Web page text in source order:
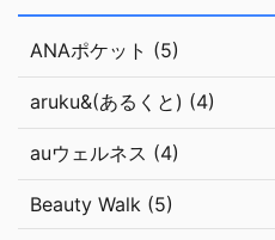
ANAポケット (5)
aruku&(あるくと) (4)
auウェルネス (4)
Beauty Walk (5)